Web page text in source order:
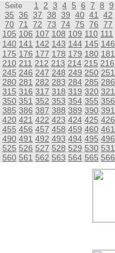
Seite 1 2 3 4 5 6 7 8 9
35 36 37 38 39 40 41 42
70 71 72 73 74 75 76 77
105 106 107 108 109 110 111
140 141 142 143 144 145 146
175 176 177 178 179 180 181
210 211 212 213 214 215 216
245 246 247 248 249 250 251
280 281 282 283 284 285 286
315 316 317 318 319 320 321
350 351 352 353 354 355 356
385 386 387 388 389 390 391
420 421 422 423 424 425 426
455 456 457 458 459 460 461
490 491 492 493 494 495 496
525 526 527 528 529 530 531
560 561 562 563 564 565 566